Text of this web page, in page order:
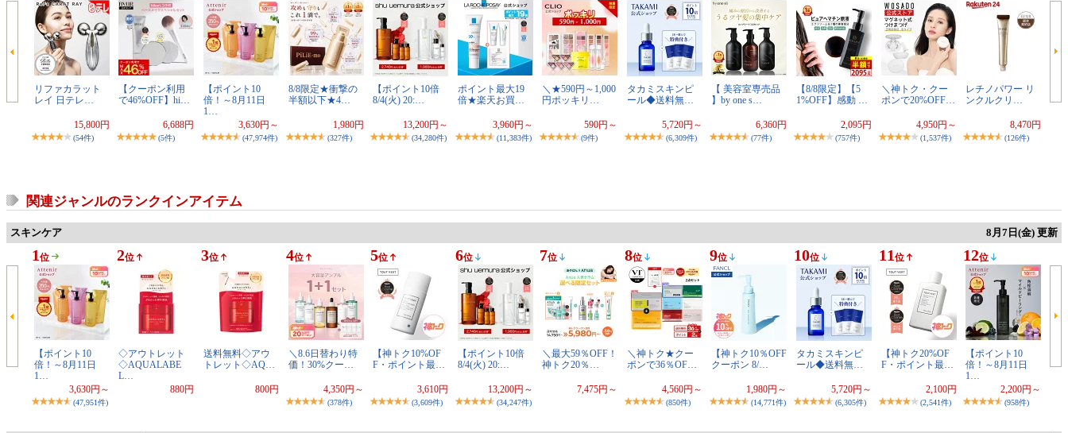
リファカラット
レイ 日テレ…
15,800円
(54件)
【クーポン利用
で46%OFF】hi…
6,688円
(5件)
【ポイント10
倍！～8月11日
1…
3,630円～
(47,974件)
8/8限定★衝撃の
半額以下★4…
1,980円
(327件)
【ポイント10倍
8/4(火) 20:…
13,200円～
(34,280件)
ポイント最大19
倍★楽天お買…
3,960円～
(11,383件)
＼★590円～1,000
円ポッキリ…
590円～
(9件)
タカミスキンピ
ール◆送料無…
5,720円～
(6,309件)
【 美容室専売品
】by one s…
6,360円
(77件)
【8/8限定】【5
1%OFF】感動 …
2,095円
(757件)
＼神トク・クー
ポンで20%OFF…
4,950円～
(1,537件)
レチノパワー リ
ンクルクリ…
8,470円
(126件)
関連ジャンルのランクインアイテム
スキンケア 8月7日(金) 更新
1 位
【ポイント10
倍！～8月11日
1…
3,630円～
(47,951件)
2位
◇アウトレット
◇AQUALABE
L…
880円
3位
送料無料◇アウ
トレット◇AQ…
800円
4位
＼8.6日替わり特
価！30%クー…
4,350円～
(378件)
5位
【神トク10%OF
F・ポイント最…
3,610円
(3,609件)
6位
【ポイント10倍
8/4(火) 20:…
13,200円～
(34,247件)
7位
＼最大59％OFF！
神トク20％…
7,475円～
8位
＼神トク★クー
ポンで36％OF…
4,560円～
(850件)
9位
【神トク10％OFF
クーポン 8/…
1,980円～
(14,771件)
10位
タカミスキンピ
ール◆送料無…
5,720円～
(6,305件)
11 位
【神トク20%OF
F・ポイント最…
2,100円
(2,541件)
12位
【ポイント10
倍！～8月11日
1…
2,200円～
(958件)